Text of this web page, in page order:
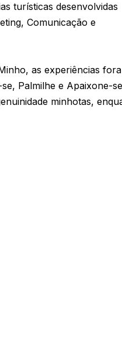
turísticas desenvolvidas
Comunicação e
as experiências
Palmilhe e Apaixone-
minhotas,